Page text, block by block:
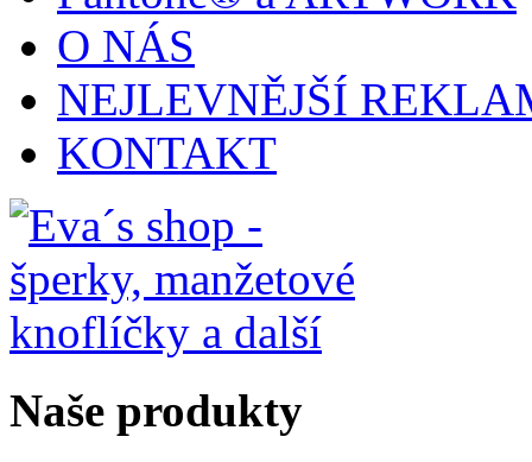
O NÁS
NEJLEVNĚJŠÍ
KONTAKT
Naše produkty